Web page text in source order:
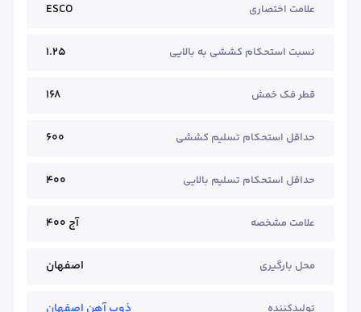
علامت اختصاری ESCO
نسبت استحکام کششی به بالایی 1.25
قطر فک خمش 168
حداقل استحکام تسلیم کششی 600
حداقل استحکام تسلیم بالایی 400
علامت مشخصه آج ۴۰۰
محل بارگیری اصفهان
تولیدکننده